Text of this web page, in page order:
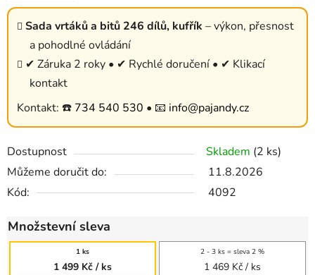
Sada vrtáků a bitů 246 dílů, kufřík – výkon, přesnost
a pohodlné ovládání
✔ Záruka 2 roky • ✔ Rychlé doručení • ✔ Klikací
kontakt
Kontakt: ☎️ 734 540 530 • 📧 info@pajandy.cz
Dostupnost Skladem (2 ks)
Můžeme doručit do:
11.8.2026
Kód:
4092
Množstevní sleva
1 ks
1 499 Kč / ks
2 - 3 ks = sleva 2 %
1 469 Kč / ks